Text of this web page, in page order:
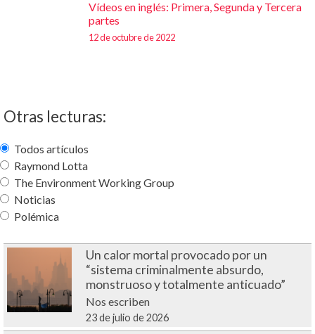
Vídeos en inglés: Primera, Segunda y Tercera
partes
12 de octubre de 2022
Otras lecturas:
Todos artículos
Raymond Lotta
The Environment Working Group
Noticias
Polémica
Un calor mortal provocado por un
“sistema criminalmente absurdo,
monstruoso y totalmente anticuado”
Nos escriben
23 de julio de 2026